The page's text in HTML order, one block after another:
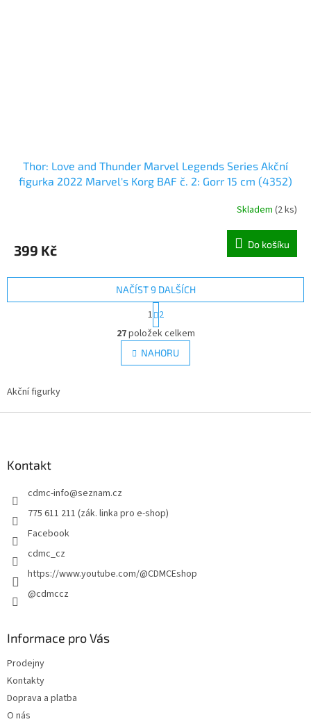
Thor: Love and Thunder Marvel Legends Series Akční
figurka 2022 Marvel's Korg BAF č. 2: Gorr 15 cm (4352)
Skladem (2 ks)
399 Kč Do košíku
O
v
l
á
ý
NAČÍST 9 DALŠÍCH
t
r
á
n
k
n
1 2
27položek celkem
NAHORU
Akční figurky
Kontakt
cdmc-info@seznam.cz
775 611 211 (zák. linka pro e-shop)
Facebook
cdmc_cz
https://www.youtube.com/@CDMCEshop
@cdmccz
Informace pro Vás
Prodejny
Kontakty
Doprava a platba
O nás